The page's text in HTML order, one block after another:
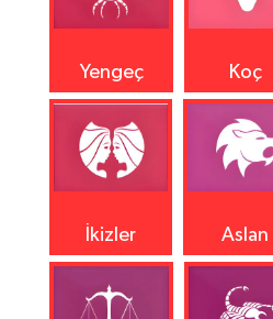
Yengeç Koç
İkizler Aslan